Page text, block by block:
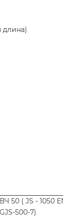
длина)
ВЧ 50 ( JS - 1050
GJS-500-7)